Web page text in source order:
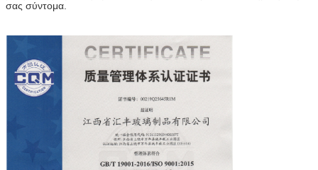
σας σύντομα.